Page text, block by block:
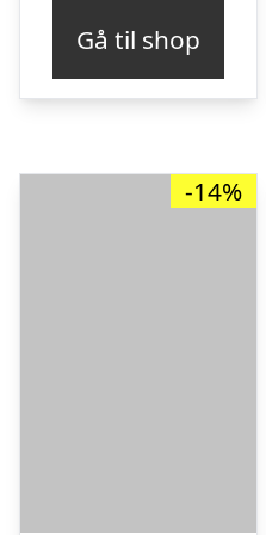
Gå til shop
-14%